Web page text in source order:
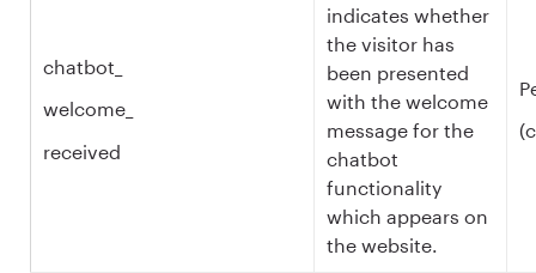
chatbot_
welcome_
received
indicates whether
the visitor has
been presented
with the welcome
message for the
chatbot
functionality
which appears on
the website.